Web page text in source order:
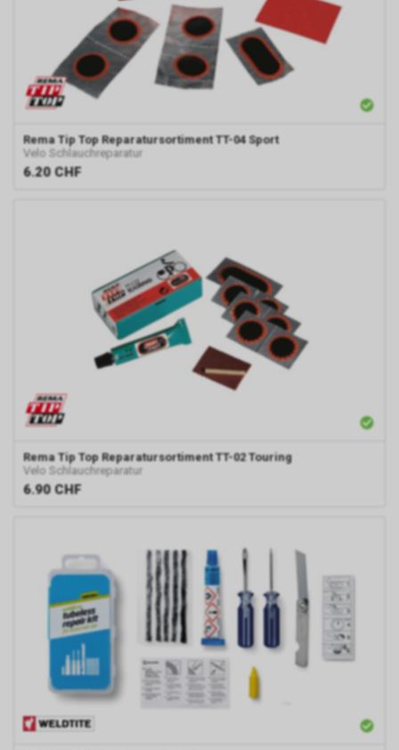
Rema Tip Top Reparatursortiment TT-04 Sport
Velo Schlauchreparatur
6.20 CHF
Rema Tip Top Reparatursortiment TT-02 Touring
Velo Schlauchreparatur
6.90 CHF